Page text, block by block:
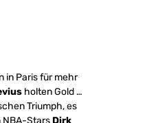
in Paris für mehr
holten Gold …
Triumph, es
NBA-Stars Dirk